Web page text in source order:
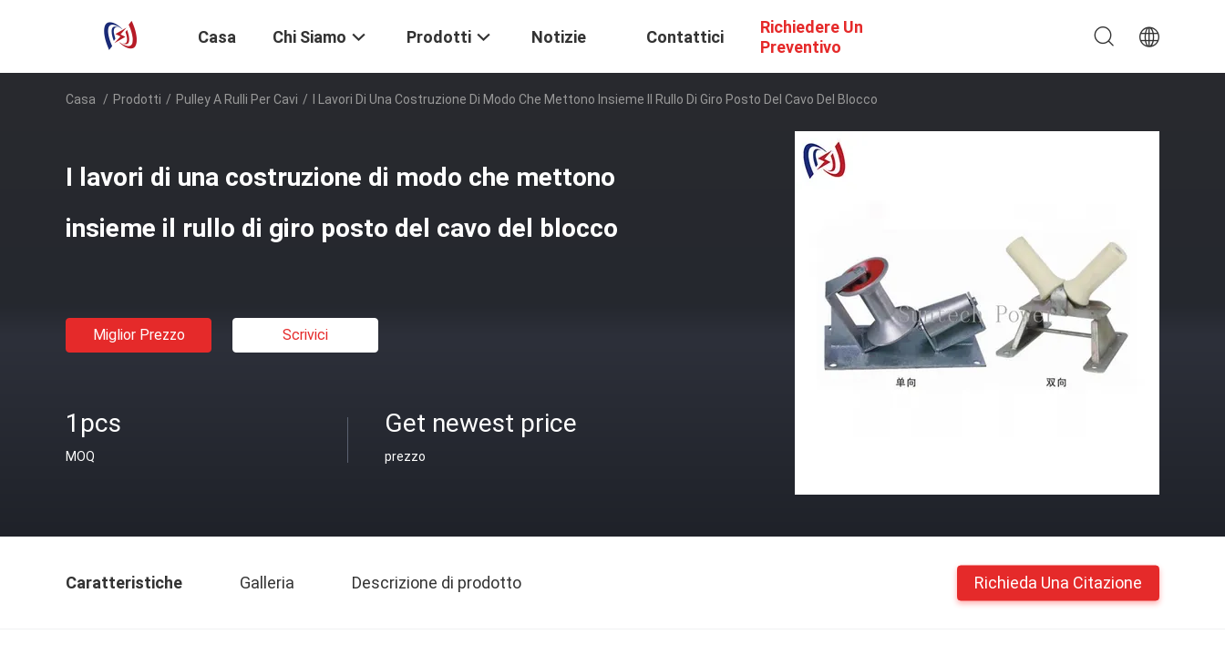
Casa Chi Siamo Prodotti Notizie Contattici
Richiedere Un
Preventivo
Casa / Prodotti / Pulley A Rulli Per Cavi / I Lavori Di Una Costruzione Di Modo Che Mettono Insieme Il Rullo Di Giro Posto Del Cavo Del Blocco
I lavori di una costruzione di modo che mettono
insieme il rullo di giro posto del cavo del blocco
Miglior Prezzo Scrivici
1pcs
MOQ
Get newest price
prezzo
Caratteristiche Galleria Descrizione di prodotto Richieda Una Citazione